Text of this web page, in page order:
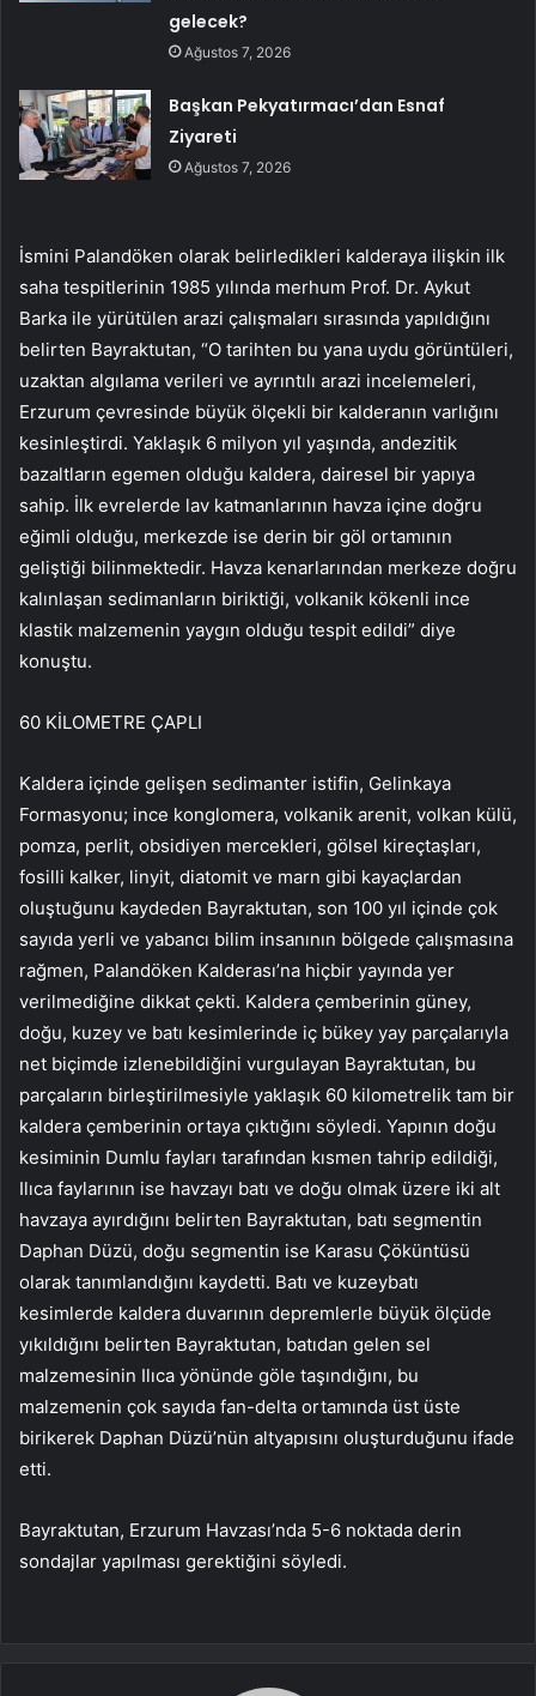
gelecek?
Ağustos 7, 2026
Başkan Pekyatırmacı’dan Esnaf
Ziyareti
Ağustos 7, 2026
İsmini Palandöken olarak belirledikleri kalderaya ilişkin ilk
saha tespitlerinin 1985 yılında merhum Prof. Dr. Aykut
Barka ile yürütülen arazi çalışmaları sırasında yapıldığını
belirten Bayraktutan, “O tarihten bu yana uydu görüntüleri,
uzaktan algılama verileri ve ayrıntılı arazi incelemeleri,
Erzurum çevresinde büyük ölçekli bir kalderanın varlığını
kesinleştirdi. Yaklaşık 6 milyon yıl yaşında, andezitik
bazaltların egemen olduğu kaldera, dairesel bir yapıya
sahip. İlk evrelerde lav katmanlarının havza içine doğru
eğimli olduğu, merkezde ise derin bir göl ortamının
geliştiği bilinmektedir. Havza kenarlarından merkeze doğru
kalınlaşan sedimanların biriktiği, volkanik kökenli ince
klastik malzemenin yaygın olduğu tespit edildi” diye
konuştu.
60 KİLOMETRE ÇAPLI
Kaldera içinde gelişen sedimanter istifin, Gelinkaya
Formasyonu; ince konglomera, volkanik arenit, volkan külü,
pomza, perlit, obsidiyen mercekleri, gölsel kireçtaşları,
fosilli kalker, linyit, diatomit ve marn gibi kayaçlardan
oluştuğunu kaydeden Bayraktutan, son 100 yıl içinde çok
sayıda yerli ve yabancı bilim insanının bölgede çalışmasına
rağmen, Palandöken Kalderası’na hiçbir yayında yer
verilmediğine dikkat çekti. Kaldera çemberinin güney,
doğu, kuzey ve batı kesimlerinde iç bükey yay parçalarıyla
net biçimde izlenebildiğini vurgulayan Bayraktutan, bu
parçaların birleştirilmesiyle yaklaşık 60 kilometrelik tam bir
kaldera çemberinin ortaya çıktığını söyledi. Yapının doğu
kesiminin Dumlu fayları tarafından kısmen tahrip edildiği,
Ilıca faylarının ise havzayı batı ve doğu olmak üzere iki alt
havzaya ayırdığını belirten Bayraktutan, batı segmentin
Daphan Düzü, doğu segmentin ise Karasu Çöküntüsü
olarak tanımlandığını kaydetti. Batı ve kuzeybatı
kesimlerde kaldera duvarının depremlerle büyük ölçüde
yıkıldığını belirten Bayraktutan, batıdan gelen sel
malzemesinin Ilıca yönünde göle taşındığını, bu
malzemenin çok sayıda fan-delta ortamında üst üste
birikerek Daphan Düzü’nün altyapısını oluşturduğunu ifade
etti.
Bayraktutan, Erzurum Havzası’nda 5-6 noktada derin
sondajlar yapılması gerektiğini söyledi.